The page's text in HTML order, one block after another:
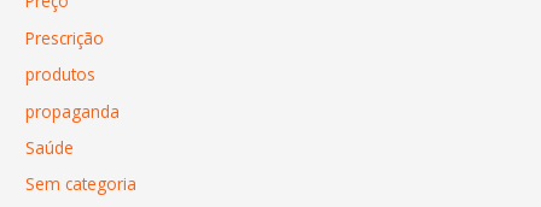
Prescrição
produtos
propaganda
Saúde
Sem categoria